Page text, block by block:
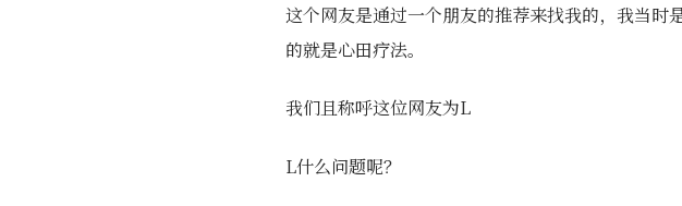
这个网友是通过一个朋友的推荐来找我的，我当时
的就是心田疗法。
我们且称呼这位网友为L
L什么问题呢？